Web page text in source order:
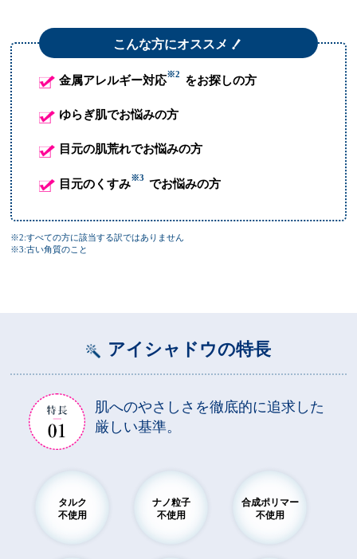
こんな方にオススメ！
金属アレルギー対応※2 をお探しの方
ゆらぎ肌でお悩みの方
目元の肌荒れでお悩みの方
目元のくすみ※3 でお悩みの方
※2:すべての方に該当する訳ではありません
※3:古い角質のこと
アイシャドウの特長
肌へのやさしさを徹底的に追求した
厳しい基準。
タルク
不使用
ナノ粒子
不使用
合成ポリマー
不使用